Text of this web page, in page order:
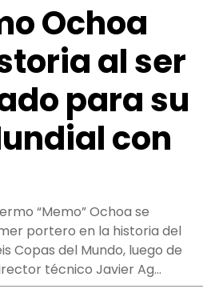
Ochoa
al ser
para su
con
“Memo” Ochoa se
portero en la historia del
Copas del Mundo, luego de
técnico Javier Ag…